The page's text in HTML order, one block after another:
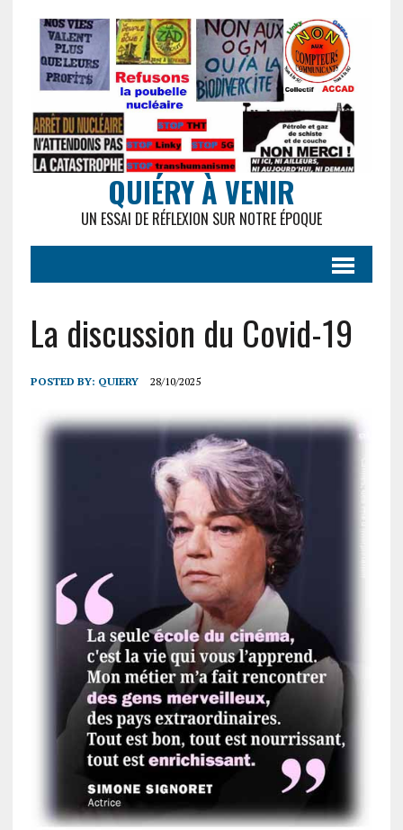
QUIÉRY À VENIR
UN ESSAI DE RÉFLEXION SUR NOTRE ÉPOQUE
La discussion du Covid-19
POSTED BY: QUIERY 28/10/2025